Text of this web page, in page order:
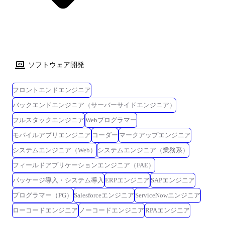
ソフトウェア開発
フロントエンドエンジニア
バックエンドエンジニア（サーバーサイドエンジニア）
フルスタックエンジニア Webプログラマー
モバイルアプリエンジニア コーダー マークアップエンジニア
システムエンジニア（Web）
システムエンジニア（業務系）
フィールドアプリケーションエンジニア（FAE）
パッケージ導入・システム導入 ERPエンジニア SAPエンジニア
プログラマー（PG）
Salesforceエンジニア ServiceNowエンジニア
ローコードエンジニア ノーコードエンジニア RPAエンジニア